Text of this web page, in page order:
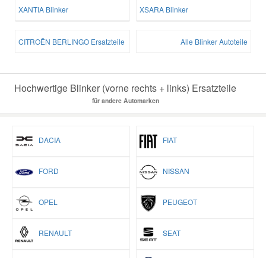
XANTIA Blinker XSARA Blinker
CITROËN BERLINGO Ersatzteile Alle Blinker Autoteile
Hochwertige Blinker (vorne rechts + links) Ersatzteile
für andere Automarken
DACIA FIAT
FORD NISSAN
OPEL PEUGEOT
RENAULT SEAT